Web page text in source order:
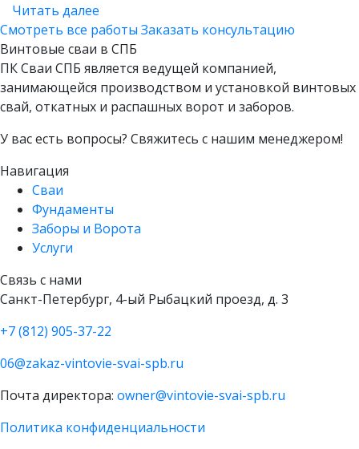
Читать далее
Смотреть все работы Заказать консультацию
Винтовые сваи в СПБ
ПК Сваи СПБ является ведущей компанией,
занимающейся производством и установкой винтовых
свай, откатных и распашных ворот и заборов.
У вас есть вопросы? Свяжитесь с нашим менеджером!
Навигация
Сваи
Фундаменты
Заборы и Ворота
Услуги
Связь с нами
Санкт-Петербург, 4-ый Рыбацкий проезд, д. 3
+7 (812) 905-37-22
06@zakaz-vintovie-svai-spb.ru
Почта директора: owner@vintovie-svai-spb.ru
Политика конфиденциальности